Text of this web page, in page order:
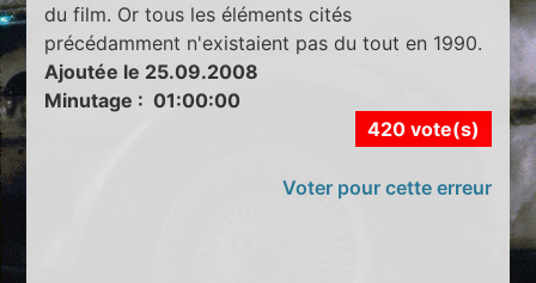
du film. Or tous les éléments cités
précédamment n'existaient pas du tout en 1990.
Ajoutée le 25.09.2008
Minutage : 01:00:00
420 vote(s)
Voter pour cette erreur